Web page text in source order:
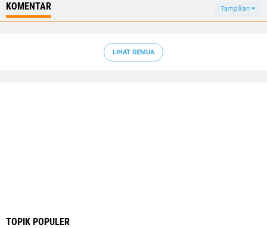
KOMENTAR Tampilkan
LIHAT SEMUA
TOPIK POPULER